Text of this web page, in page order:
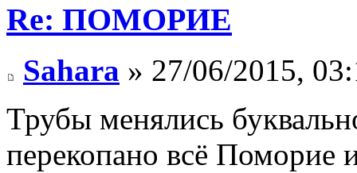
Re: ПОМОРИЕ
Sahara » 27/06/2015,
Трубы менялись
перекопано всё Поморие